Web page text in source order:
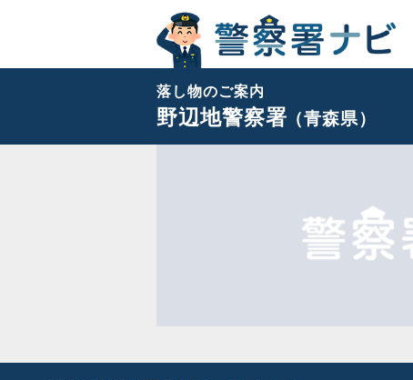
落し物のご案内
野辺地警察署（青森県）